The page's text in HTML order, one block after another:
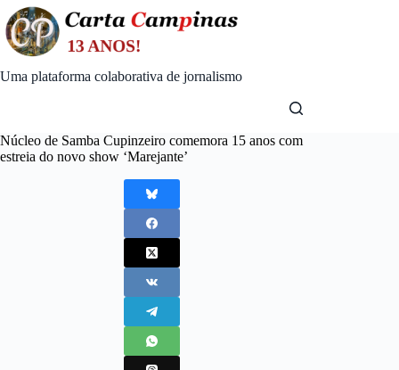
Skip
to
content
Uma plataforma colaborativa de jornalismo
Núcleo de Samba Cupinzeiro comemora 15 anos com
estreia do novo show ‘Marejante’